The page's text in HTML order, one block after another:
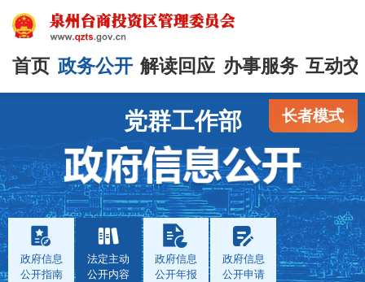
首页 政务公开 解读回应 办事服务 互动
长者模式
党群工作部
政府信息
公开指南
法定主动
公开内容
政府信息
公开年报
政府信息
公开申请